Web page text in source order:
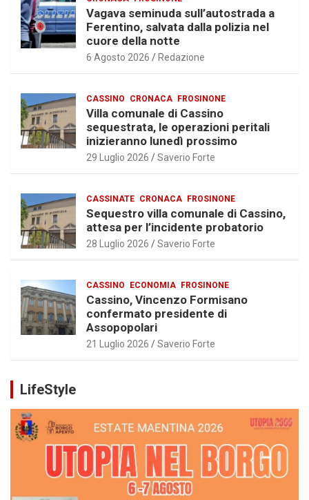
Vagava seminuda sull’autostrada a
Ferentino, salvata dalla polizia nel
cuore della notte
6 Agosto 2026 Redazione
CASSINO CRONACA FROSINONE
Villa comunale di Cassino
sequestrata, le operazioni peritali
inizieranno lunedì prossimo
29 Luglio 2026 Saverio Forte
CASSINATE CRONACA FROSINONE
Sequestro villa comunale di Cassino,
attesa per l’incidente probatorio
28 Luglio 2026 Saverio Forte
CASSINO ECONOMIA FROSINONE
Cassino, Vincenzo Formisano
confermato presidente di
Assopopolari
21 Luglio 2026 Saverio Forte
LifeStyle